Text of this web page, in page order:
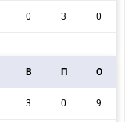
0 3 0
В П О
3 0 9